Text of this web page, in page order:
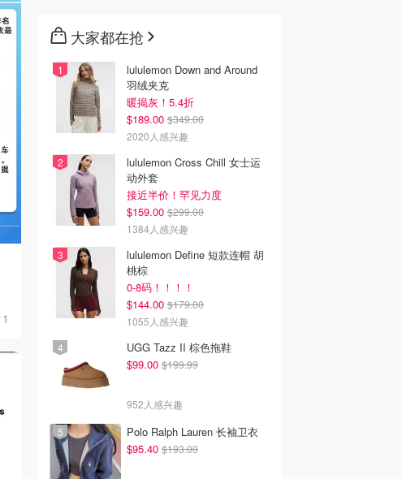
1
大家都在抢
lululemon Down and Around
羽绒夹克
暖揭灰！5.4折
$189.00 $349.00
2020人感兴趣
lululemon Cross Chill 女士运
动外套
接近半价！罕见力度
$159.00 $299.00
1384人感兴趣
lululemon Define 短款连帽 胡
桃棕
0-8码！！！！
$144.00 $179.00
1055人感兴趣
UGG Tazz II 棕色拖鞋
$99.00 $199.99
952人感兴趣
Polo Ralph Lauren 长袖卫衣
$95.40 $193.00